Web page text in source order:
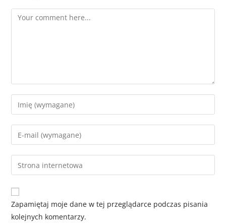
Zapamiętaj moje dane w tej przeglądarce podczas pisania
kolejnych komentarzy.